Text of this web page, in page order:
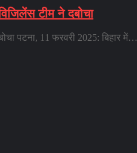
टीम ने दबोचा
पटना, 11 फरवरी 2025: बिहार में…